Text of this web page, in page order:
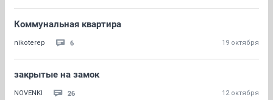
Коммунальная квартира
nikoterep 6 19 октября
закрытые на замок
NOVENKI 26 12 октября